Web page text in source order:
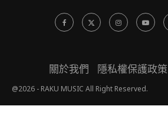
關於我們 隱私權保護政策
@2026 - RAKU MUSIC All Right Reserved.